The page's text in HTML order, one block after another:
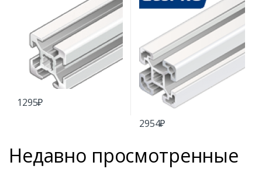
1295₽
2954₽
Недавно просмотренные